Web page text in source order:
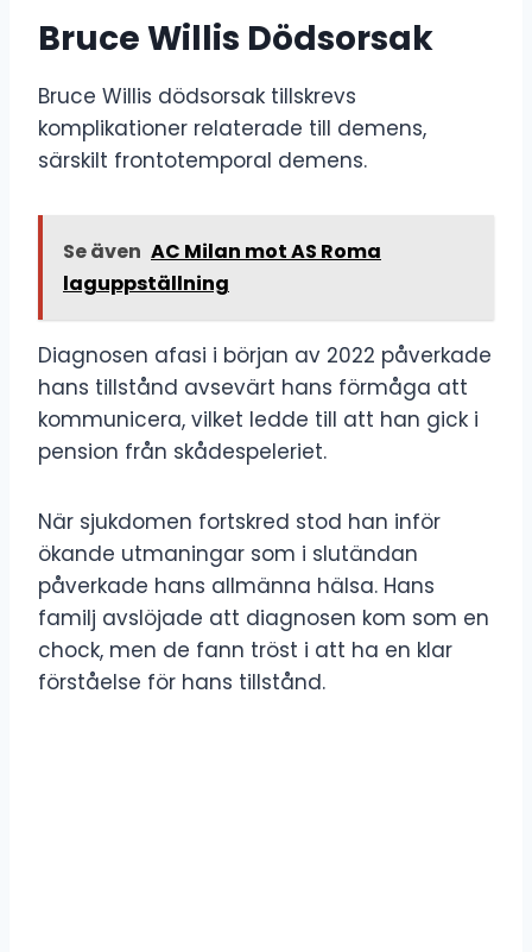
Bruce Willis Dödsorsak
Bruce Willis dödsorsak tillskrevs
komplikationer relaterade till demens,
särskilt frontotemporal demens.
Se även AC Milan mot AS Roma
laguppställning
Diagnosen afasi i början av 2022 påverkade
hans tillstånd avsevärt hans förmåga att
kommunicera, vilket ledde till att han gick i
pension från skådespeleriet.
När sjukdomen fortskred stod han inför
ökande utmaningar som i slutändan
påverkade hans allmänna hälsa. Hans
familj avslöjade att diagnosen kom som en
chock, men de fann tröst i att ha en klar
förståelse för hans tillstånd.